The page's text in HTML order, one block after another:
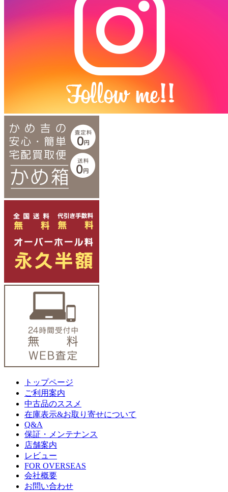
トップページ
ご利用案内
中古品のススメ
在庫表示&お取り寄せについて
Q&A
保証・メンテナンス
店舗案内
レビュー
FOR OVERSEAS
会社概要
お問い合わせ